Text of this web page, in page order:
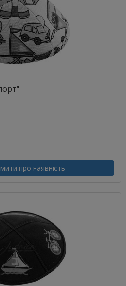
про наявність